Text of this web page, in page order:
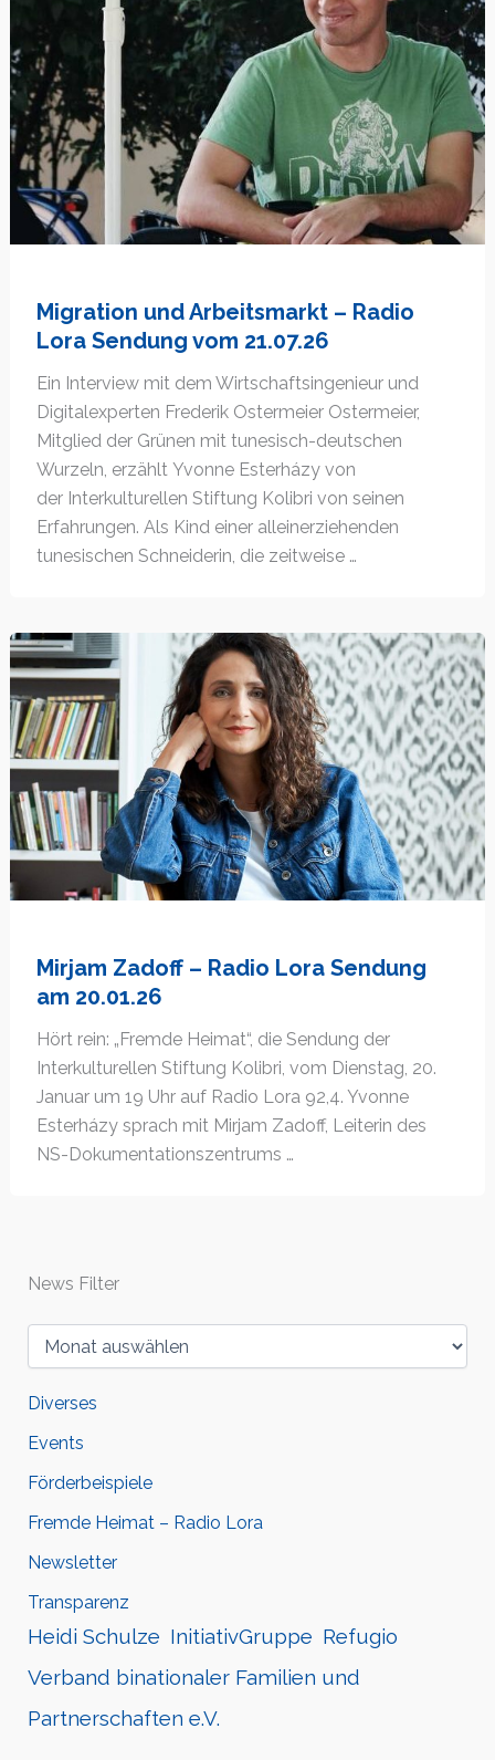
Migration und Arbeitsmarkt – Radio
Lora Sendung vom 21.07.26
Ein Interview mit dem Wirtschaftsingenieur und
Digitalexperten Frederik Ostermeier Ostermeier,
Mitglied der Grünen mit tunesisch-deutschen
Wurzeln, erzählt Yvonne Esterházy von
der Interkulturellen Stiftung Kolibri von seinen
Erfahrungen. Als Kind einer alleinerziehenden
tunesischen Schneiderin, die zeitweise …
Mirjam Zadoff – Radio Lora Sendung
am 20.01.26
Hört rein: „Fremde Heimat“, die Sendung der
Interkulturellen Stiftung Kolibri, vom Dienstag, 20.
Januar um 19 Uhr auf Radio Lora 92,4. Yvonne
Esterházy sprach mit Mirjam Zadoff, Leiterin des
NS-Dokumentationszentrums …
News Filter
Diverses
Events
Förderbeispiele
Fremde Heimat – Radio Lora
Newsletter
Transparenz
Heidi Schulze InitiativGruppe Refugio
Verband binationaler Familien und
Partnerschaften e.V.